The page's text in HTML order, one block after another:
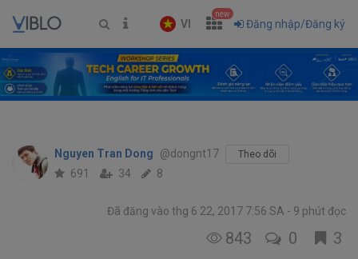
VI
new
Đăng nhập/Đăng ký
Nguyen Tran Dong @dongnt17 Theo dõi
691 34 8
Đã đăng vào thg 6 22, 2017 7:56 SA 9 phút đọc
843 0 3